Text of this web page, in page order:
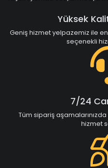
Yüksek
Geniş hizmet yelpazemiz ile
seçenekli
7/24
Tüm sipariş
hizmet